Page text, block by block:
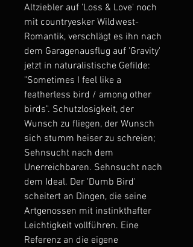
Altziebler auf 'Loss & Love' noch
mit countryesker Wildwest-
Romantik, verschlägt es ihn nach
dem Garagenausflug auf 'Gravity'
jetzt in naturalistische Gefilde:
"Sometimes I feel like a
featherless bird / among other
birds". Schutzlosigkeit, der
Wunsch zu fliegen, der Wunsch
sich stumm heiser zu schreien;
Sehnsucht nach dem
Unerreichbaren. Sehnsucht nach
dem Ideal. Der 'Dumb Bird'
scheitert an Dingen, die seine
Artgenossen mit instinkthafter
Leichtigkeit vollführen. Eine
Referenz an die eigene